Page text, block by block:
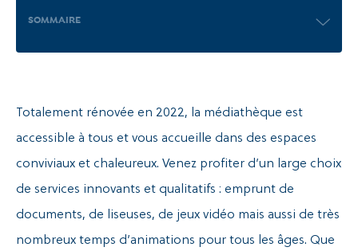
Totalement rénovée en 2022, la médiathèque est
accessible à tous et vous accueille dans des espaces
conviviaux et chaleureux. Venez profiter d’un large choix
de services innovants et qualitatifs : emprunt de
documents, de liseuses, de jeux vidéo mais aussi de très
nombreux temps d’animations pour tous les âges. Que
SOMMAIRE